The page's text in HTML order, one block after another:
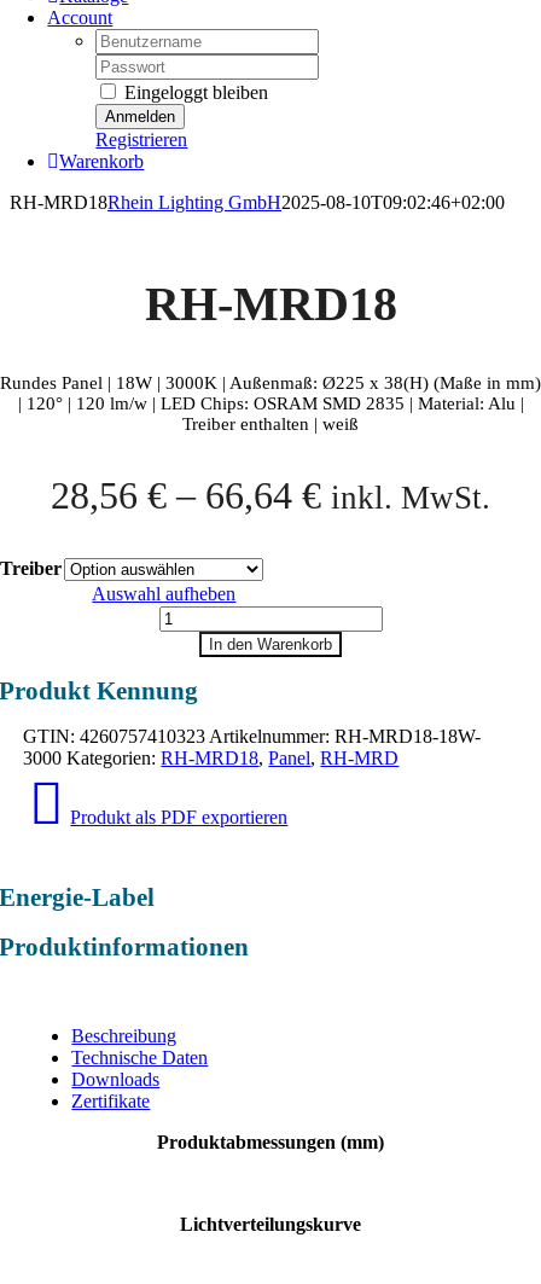
Account
Username:
Password:
Eingeloggt bleiben
Registrieren
Warenkorb
RH-MRD18Rhein Lighting GmbH2025-08-10T09:02:46+02:00
RH-MRD18
Rundes Panel | 18W | 3000K | Außenmaß: Ø225 x 38(H) (Maße in mm)
| 120° | 120 lm/w | LED Chips: OSRAM SMD 2835 | Material: Alu |
Treiber enthalten | weiß
28,56 €– 66,64 € inkl. MwSt.
Treiber
Auswahl aufheben
RH-
MRD18
Menge
In den Warenkorb
Produkt Kennung
GTIN:4260757410323 Artikelnummer:RH-MRD18-18W-
3000 Kategorien:RH-MRD18,Panel,RH-MRD
Produkt als PDF exportieren
Energie-Label
Produktinformationen
Beschreibung
Technische Daten
Downloads
Zertifikate
Produktabmessungen (mm)
Lichtverteilungskurve